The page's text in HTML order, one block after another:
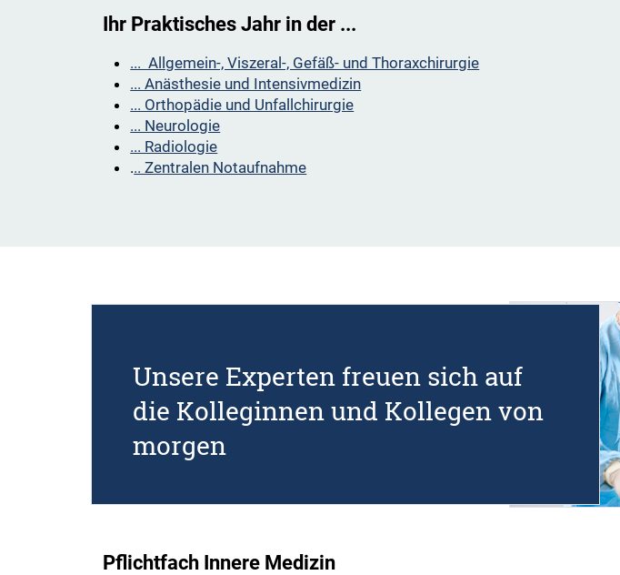
Ihr Praktisches Jahr in der ...
... Allgemein-, Viszeral-, Gefäß- und Thoraxchirurgie
... Anästhesie und Intensivmedizin
... Orthopädie und Unfallchirurgie
... Neurologie
... Radiologie
... Zentralen Notaufnahme
Unsere Experten freuen sich auf
die Kolleginnen und Kollegen von
morgen
Pflichtfach Innere Medizin